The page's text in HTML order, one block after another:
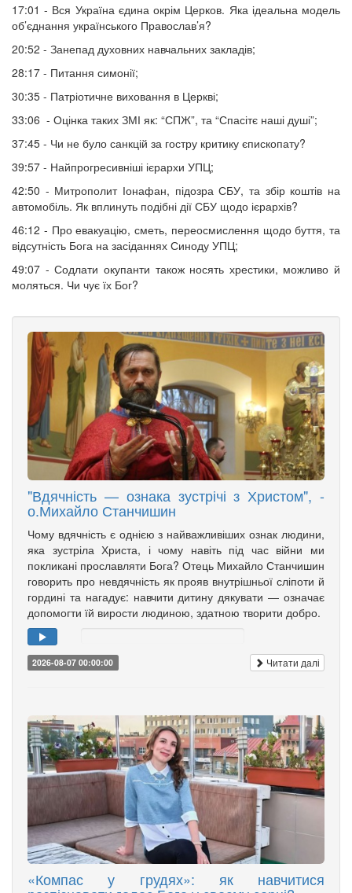
17:01 - Вся Україна єдина окрім Церков. Яка ідеальна модель
об’єднання українського Православ’я?
20:52 - Занепад духовних навчальних закладів;
28:17 - Питання симонії;
30:35 - Патріотичне виховання в Церкві;
33:06 - Оцінка таких ЗМІ як: “СПЖ”, та “Спасітє наші душі”;
37:45 - Чи не було санкцій за гостру критику єпископату?
39:57 - Найпрогресивніші ієрархи УПЦ;
42:50 - Митрополит Іонафан, підозра СБУ, та збір коштів на
автомобіль. Як вплинуть подібні дії СБУ щодо ієрархів?
46:12 - Про евакуацію, сметь, переосмислення щодо буття, та
відсутність Бога на засіданнях Синоду УПЦ;
49:07 - Содлати окупанти також носять хрестики, можливо й
моляться. Чи чує їх Бог?
"Вдячність — ознака зустрічі з Христом", -
о.Михайло Станчишин
Чому вдячність є однією з найважливіших ознак людини,
яка зустріла Христа, і чому навіть під час війни ми
покликані прославляти Бога? Отець Михайло Станчишин
говорить про невдячність як прояв внутрішньої сліпоти й
гордині та нагадує: навчити дитину дякувати — означає
допомогти їй вирости людиною, здатною творити добро.
2026-08-07 00:00:00 Читати далі
«Компас у грудях»: як навчитися